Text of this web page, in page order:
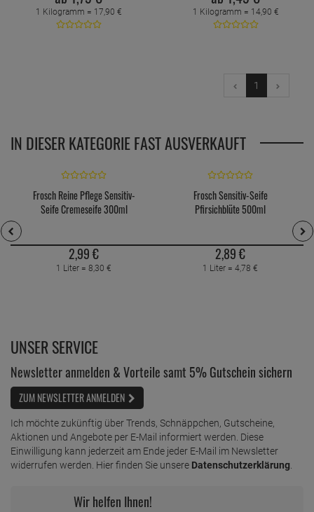
1 Kilogramm = 17,90 € 1 Kilogramm = 14,90 €
1
IN DIESER KATEGORIE FAST AUSVERKAUFT
Frosch Reine Pflege Sensitiv-
Seife Cremeseife 300ml
2,99€
1 Liter = 8,30 €
Frosch Sensitiv-Seife
Pfirsichblüte 500ml
2,89€
1 Liter = 4,78 €
UNSER SERVICE
Newsletter anmelden & Vorteile samt 5% Gutschein sichern
ZUM NEWSLETTER ANMELDEN
Ich möchte zukünftig über Trends, Schnäppchen, Gutscheine,
Aktionen und Angebote per E-Mail informiert werden. Diese
Einwilligung kann jederzeit am Ende jeder E-Mail im Newsletter
widerrufen werden. Hier finden Sie unsere Datenschutzerklärung
Wir helfen Ihnen!